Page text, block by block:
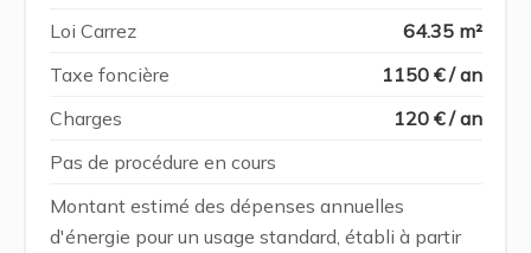
Loi Carrez
64.35 m²
Taxe foncière
1150 € / an
Charges
120 € / an
Pas de procédure en cours
Montant estimé des dépenses annuelles
d'énergie pour un usage standard, établi à partir